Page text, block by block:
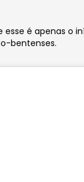
esse é apenas o
bentenses.